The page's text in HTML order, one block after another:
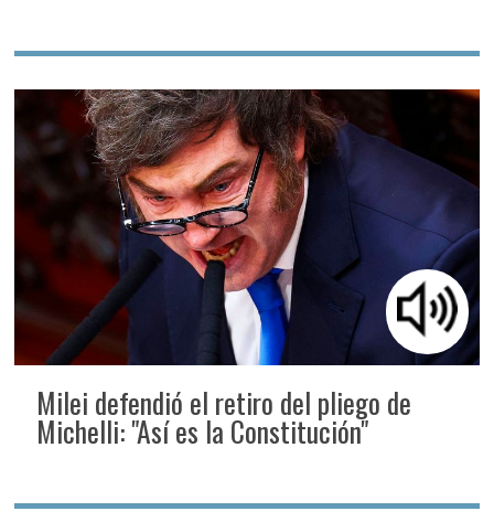
Milei defendió el retiro del pliego de
Michelli: "Así es la Constitución"